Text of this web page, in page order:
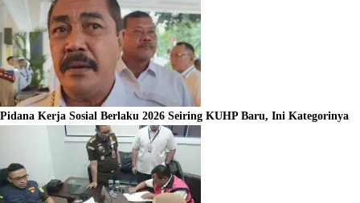
Pidana Kerja Sosial Berlaku 2026 Seiring KUHP Baru, Ini Kategorinya